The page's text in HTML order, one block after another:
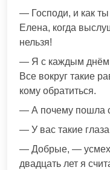
— Господи, и как ты
Елена, когда
нельзя!
— Я с каждым днём
Все вокруг такие
кому обратиться.
— А почему пошла
— У вас такие
— Добрые, —
двадцать лет я